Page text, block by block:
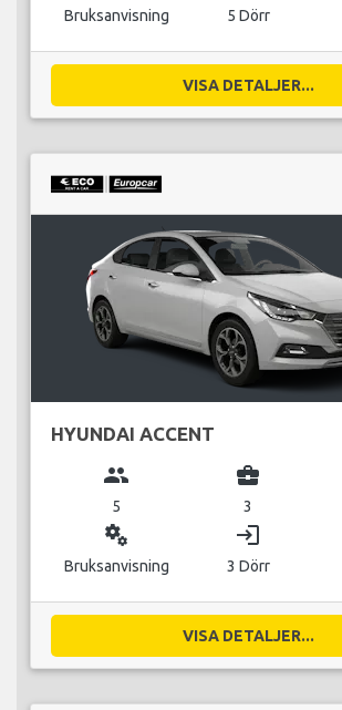
Bruksanvisning 5 Dörr
VISA DETALJER...
HYUNDAI ACCENT
group
5
business_center
3
miscellaneous_services
Bruksanvisning
login
3 Dörr
VISA DETALJER...